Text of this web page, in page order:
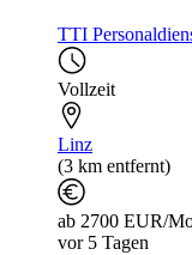
TTI
Vollzeit
Linz
(3 km entfernt)
ab 2700 EUR/
vor 5 Tagen